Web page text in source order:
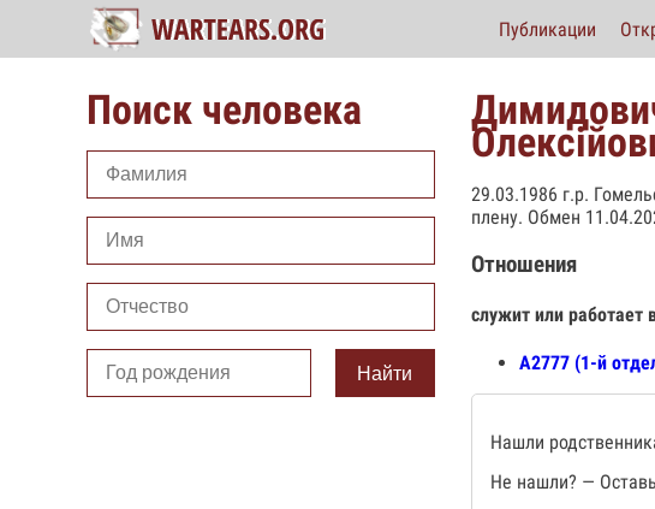
Публикации
Поиск человека
Найти
29.03.1986 г.р.
плену. Обмен
Отношения
служит или работает
А2777 (1-й
Нашли
Не нашли? —